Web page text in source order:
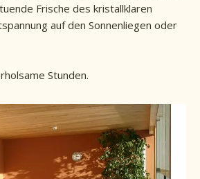
Frische des kristallklaren
auf den Sonnenliegen oder
Stunden.